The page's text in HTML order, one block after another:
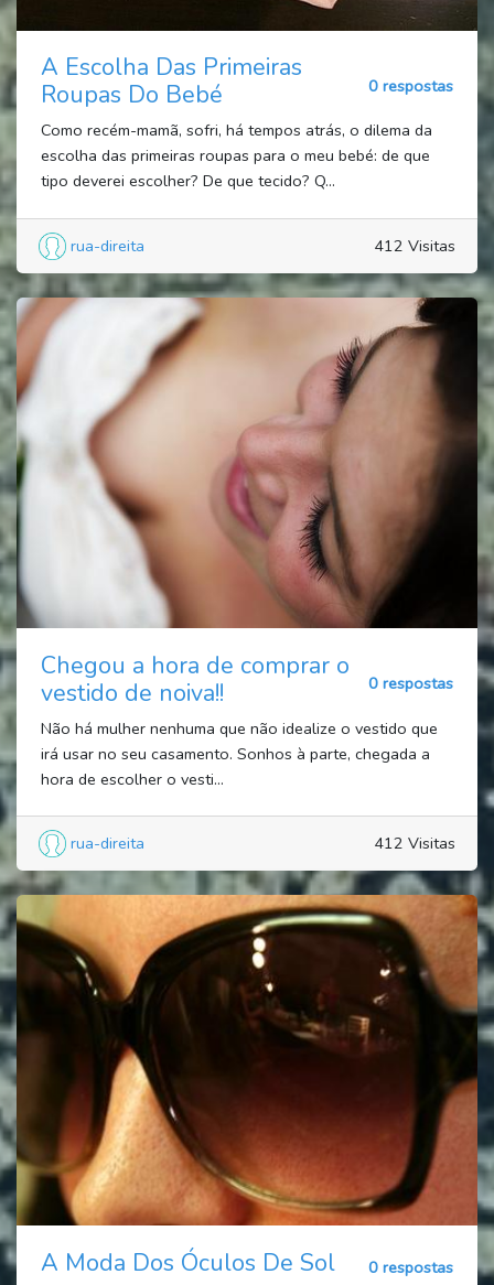
A Escolha Das Primeiras
Roupas Do Bebé
0 respostas
Como recém-mamã, sofri, há tempos atrás, o dilema da
escolha das primeiras roupas para o meu bebé: de que
tipo deverei escolher? De que tecido? Q...
rua-direita 412 Visitas
Chegou a hora de comprar o
vestido de noiva!!
0 respostas
Não há mulher nenhuma que não idealize o vestido que
irá usar no seu casamento. Sonhos à parte, chegada a
hora de escolher o vesti...
rua-direita 412 Visitas
A Moda Dos Óculos De Sol
0 respostas